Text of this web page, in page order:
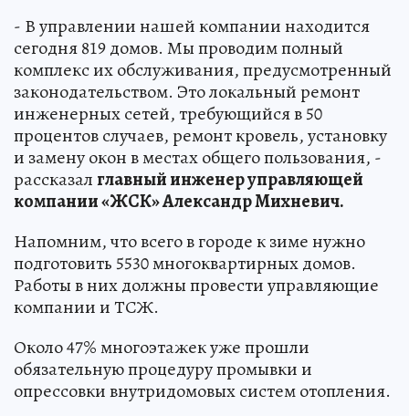
- В управлении нашей компании находится
сегодня 819 домов. Мы проводим полный
комплекс их обслуживания, предусмотренный
законодательством. Это локальный ремонт
инженерных сетей, требующийся в 50
процентов случаев, ремонт кровель, установку
и замену окон в местах общего пользования, -
рассказалглавный инженер управляющей
компании «ЖСК» Александр Михневич.
Напомним, что всего в городе к зиме нужно
подготовить 5530 многоквартирных домов.
Работы в них должны провести управляющие
компании и ТСЖ.
Около 47% многоэтажек уже прошли
обязательную процедуру промывки и
опрессовки внутридомовых систем отопления.